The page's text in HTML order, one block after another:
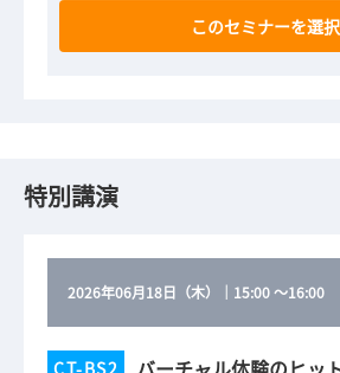
このセミナーを選択
特別講演
2026年06月18日（木） ｜ 15:00～16:00
CT-BS2